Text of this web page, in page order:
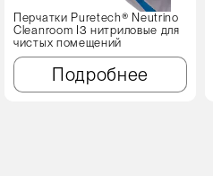
Перчатки Puretech® Neutrino
Cleanroom I3 нитриловые для
чистых помещений
Подробнее